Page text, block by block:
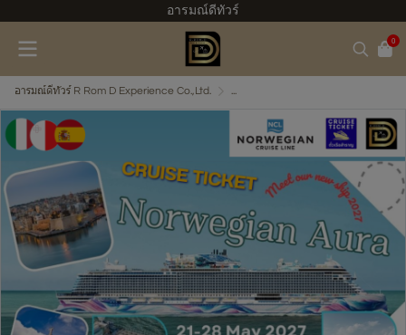
อารมณ์ดีทัวร์
0
อารมณ์ดีทัวร์ R Rom D Experience Co.,Ltd. ...